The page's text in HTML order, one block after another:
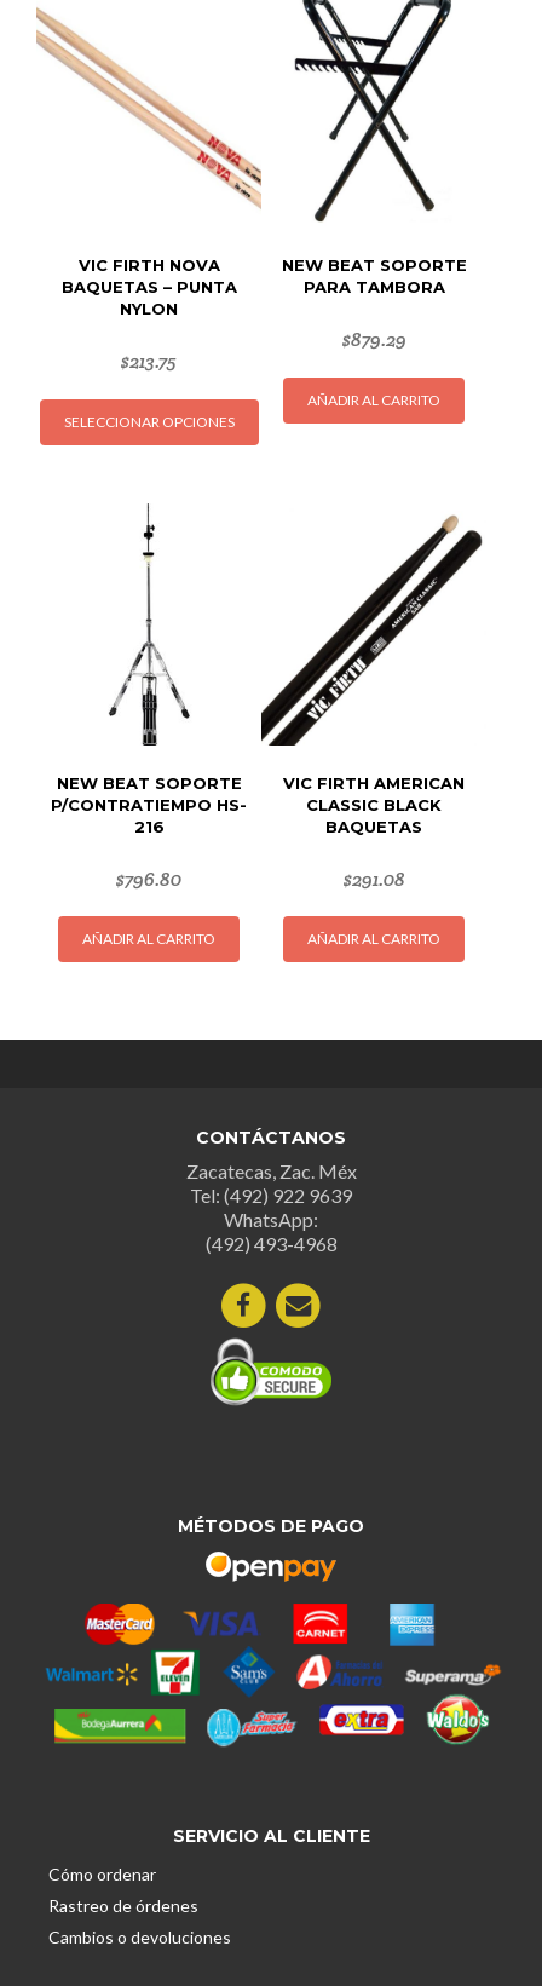
VIC FIRTH NOVA
BAQUETAS – PUNTA
NYLON
$213.75
SELECCIONAR OPCIONES
Este
producto
la
página
producto
NEW BEAT SOPORTE
PARA TAMBORA
$879.29
AÑADIR AL CARRITO
NEW BEAT SOPORTE
P/CONTRATIEMPO HS-
216
$796.80
AÑADIR AL CARRITO
VIC FIRTH AMERICAN
CLASSIC BLACK
BAQUETAS
$291.08
AÑADIR AL CARRITO
CONTÁCTANOS
Zacatecas, Zac. Méx
Tel: (492) 922 9639
WhatsApp:
(492) 493-4968
MÉTODOS DE PAGO
SERVICIO AL CLIENTE
Cómo ordenar
Rastreo de órdenes
Cambios o devoluciones